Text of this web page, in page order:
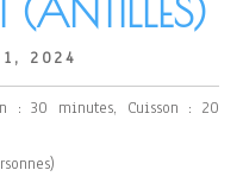
2024
: 30 minutes, Cuisson : 20